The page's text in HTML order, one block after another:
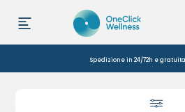
Spedizione in 24/72h e